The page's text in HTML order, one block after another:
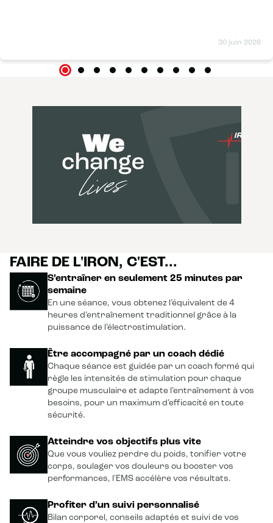
30 juin 2026
FAIRE DE L'IRON, C'EST...
S’entraîner en seulement 25 minutes par
semaine
En une séance, vous obtenez l’équivalent de 4
heures d’entraînement traditionnel grâce à la
puissance de l’électrostimulation.
Être accompagné par un coach dédié
Chaque séance est guidée par un coach formé qui
règle les intensités de stimulation pour chaque
groupe musculaire et adapte l’entraînement à vos
besoins, pour un maximum d’efficacité en toute
sécurité.
Atteindre vos objectifs plus vite
Que vous vouliez perdre du poids, tonifier votre
corps, soulager vos douleurs ou booster vos
performances, l'EMS accélère vos résultats.
Profiter d’un suivi personnalisé
Bilan corporel, conseils adaptés et suivi de vos